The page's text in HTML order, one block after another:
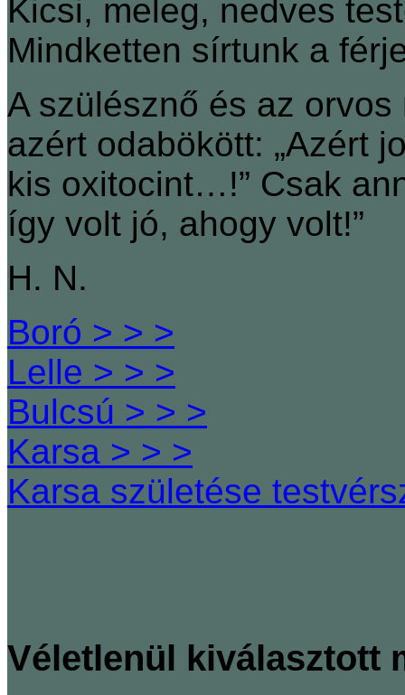
Kicsi, meleg, nedves
Mindketten sírtunk a
A szülésznő és az
azért odabökött: „Azért
kis oxitocint…!” Csak
így volt jó, ahogy volt!”
H. N.
Boró > > >
Lelle > > >
Bulcsú > > >
Karsa > > >
Karsa születése
Véletlenül kiválasztott